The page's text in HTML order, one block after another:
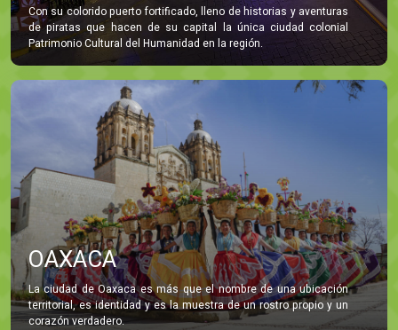
Con su colorido puerto fortificado, lleno de historias y aventuras
de piratas que hacen de su capital la única ciudad colonial
Patrimonio Cultural del Humanidad en la región.
OAXACA
La ciudad de Oaxaca es más que el nombre de una ubicación
territorial, es identidad y es la muestra de un rostro propio y un
corazón verdadero.